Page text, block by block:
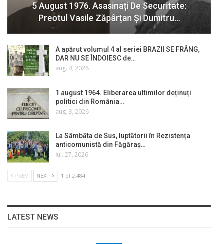
5 August 1976. Asasinați De Securitate:
Preotul Vasile Zăpârțan Și Dumitru…
A apărut volumul 4 al seriei BRAZII SE FRÂNG,
DAR NU SE ÎNDOIESC de…
aug. 4, 2026
1 august 1964. Eliberarea ultimilor deținuți
politici din România…
aug. 3, 2026
La Sâmbăta de Sus, luptătorii în Rezistența
anticomunistă din Făgăraș…
iul. 27, 2026
PREV NEXT 1 of 2.484
LATEST NEWS